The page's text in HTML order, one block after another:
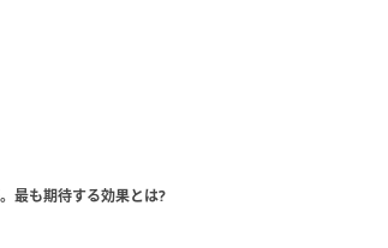
最も期待する効果とは?